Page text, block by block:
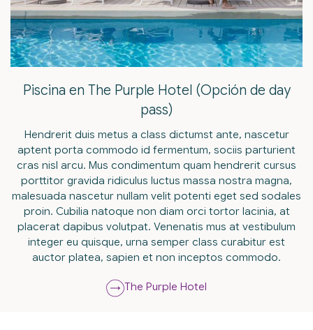
Piscina en The Purple Hotel (Opción de day
pass)
Hendrerit duis metus a class dictumst ante, nascetur
aptent porta commodo id fermentum, sociis parturient
cras nisl arcu. Mus condimentum quam hendrerit cursus
porttitor gravida ridiculus luctus massa nostra magna,
malesuada nascetur nullam velit potenti eget sed sodales
proin. Cubilia natoque non diam orci tortor lacinia, at
placerat dapibus volutpat. Venenatis mus at vestibulum
integer eu quisque, urna semper class curabitur est
auctor platea, sapien et non inceptos commodo.
The Purple Hotel